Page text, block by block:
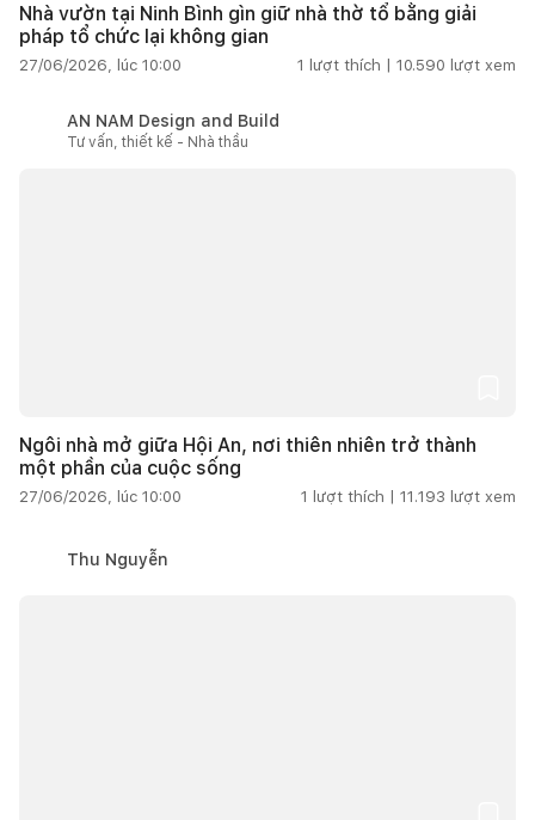
Nhà vườn tại Ninh Bình gìn giữ nhà thờ tổ bằng giải
pháp tổ chức lại không gian
27/06/2026, lúc 10:00 1 lượt thích | 10.590 lượt xem
AN NAM Design and Build
Tư vấn, thiết kế - Nhà thầu
Ngôi nhà mở giữa Hội An, nơi thiên nhiên trở thành
một phần của cuộc sống
27/06/2026, lúc 10:00 1 lượt thích | 11.193 lượt xem
Thu Nguyễn